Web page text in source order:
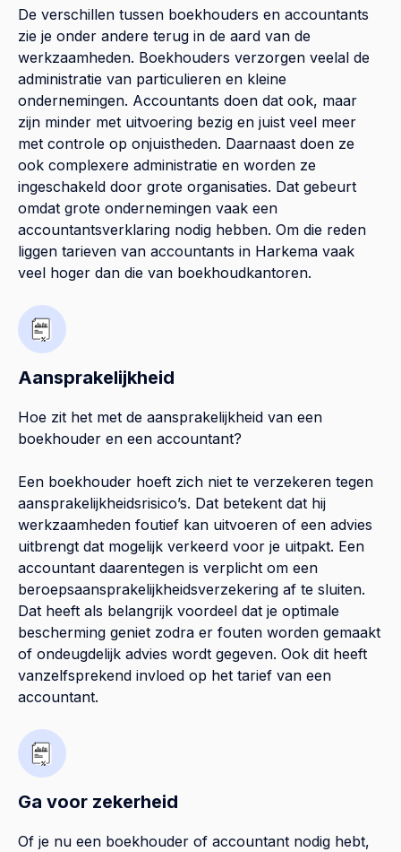
De verschillen tussen boekhouders en accountants
zie je onder andere terug in de aard van de
werkzaamheden. Boekhouders verzorgen veelal de
administratie van particulieren en kleine
ondernemingen. Accountants doen dat ook, maar
zijn minder met uitvoering bezig en juist veel meer
met controle op onjuistheden. Daarnaast doen ze
ook complexere administratie en worden ze
ingeschakeld door grote organisaties. Dat gebeurt
omdat grote ondernemingen vaak een
accountantsverklaring nodig hebben. Om die reden
liggen tarieven van accountants in Harkema vaak
veel hoger dan die van boekhoudkantoren.
Aansprakelijkheid
Hoe zit het met de aansprakelijkheid van een
boekhouder en een accountant?
Een boekhouder hoeft zich niet te verzekeren tegen
aansprakelijkheidsrisico’s. Dat betekent dat hij
werkzaamheden foutief kan uitvoeren of een advies
uitbrengt dat mogelijk verkeerd voor je uitpakt. Een
accountant daarentegen is verplicht om een
beroepsaansprakelijkheidsverzekering af te sluiten.
Dat heeft als belangrijk voordeel dat je optimale
bescherming geniet zodra er fouten worden gemaakt
of ondeugdelijk advies wordt gegeven. Ook dit heeft
vanzelfsprekend invloed op het tarief van een
accountant.
Ga voor zekerheid
Of je nu een boekhouder of accountant nodig hebt,